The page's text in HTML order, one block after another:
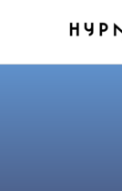
contenu